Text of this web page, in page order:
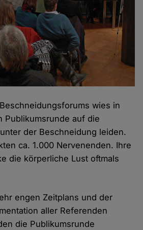
wies in
Publikumsrunde auf die
der Beschneidung leiden.
ca. 1.000 Nervenenden. Ihre
die körperliche Lust oftmals
engen Zeitplans und der
aller Referenden
die Publikumsrunde